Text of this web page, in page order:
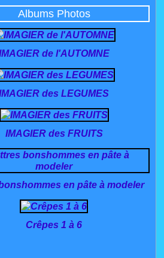
Albums Photos
de l'AUTOMNE
des LEGUMES
IMAGIER des FRUITS
en pâte à modeler
Crêpes 1 à 6